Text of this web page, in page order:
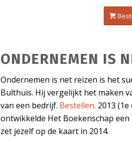
ONDERNEMEN IS
Ondernemen is net reizen is het
Bulthuis. Hij vergelijkt het maken
van een bedrijf. Bestellen. 2013
ontwikkelde Het Boekenschap
zet jezelf op de kaart in 2014.